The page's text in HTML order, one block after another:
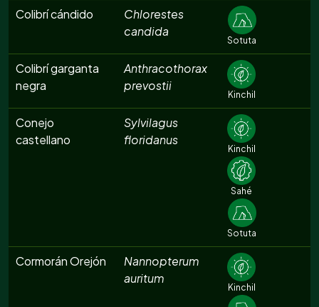
Colibrí cándido
Chlorestes
candida
Sotuta
Colibrí garganta
negra
Anthracothorax
prevostii
Kinchil
Conejo
castellano
Sylvilagus
floridanus
Kinchil
Sahé
Sotuta
Cormorán Orejón
Nannopterum
auritum
Kinchil